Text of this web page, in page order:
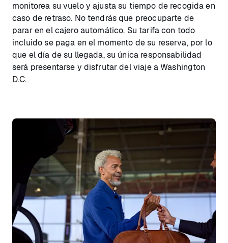
monitorea su vuelo y ajusta su tiempo de recogida en
caso de retraso. No tendrás que preocuparte de
parar en el cajero automático. Su tarifa con todo
incluido se paga en el momento de su reserva, por lo
que el día de su llegada, su única responsabilidad
será presentarse y disfrutar del viaje a Washington
D.C.